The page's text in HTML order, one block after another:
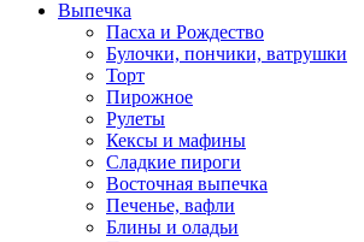
Выпечка
Пасха и Рождество
Булочки, пончики, ватрушки
Торт
Пирожное
Рулеты
Кексы и мафины
Сладкие пироги
Восточная выпечка
Печенье, вафли
Блины и оладьи